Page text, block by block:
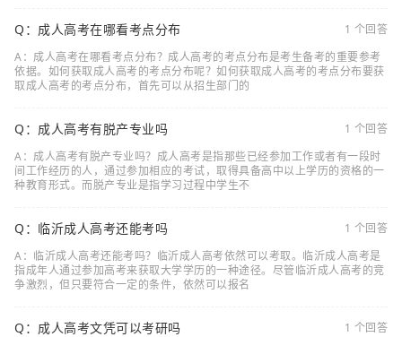
Q：成人高考在哪看考点分布
1 个回答
A：成人高考在哪看考点分布？成人高考的考点分布是考生备考的重要参考
依据。如何获取成人高考的考点分布呢？如何获取成人高考的考点分布要获
取成人高考的考点分布，首先可以从招生部门的
Q：成人高考有脱产专业吗
1 个回答
A：成人高考有脱产专业吗？成人高考是指那些已经参加工作或者有一段时
间工作经历的人，通过参加相应的考试，取得具备高中以上学历的资格的一
种教育形式。而脱产专业是指学习过程中学生不
Q：临沂成人高考还能考吗
1 个回答
A：临沂成人高考还能考吗？临沂成人高考依然可以考取。临沂成人高考是
指成年人通过参加高考来获取大学学历的一种途径。尽管临沂成人高考的竞
争激烈，但只要符合一定的条件，依然可以报名
Q：成人高考文凭可以考研吗
1 个回答